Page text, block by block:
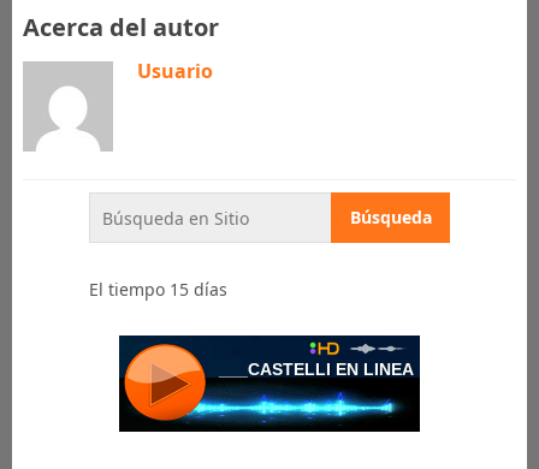
Acerca del autor
Usuario
El tiempo 15 días